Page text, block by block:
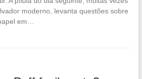
moderno, levanta questões sobre
em…